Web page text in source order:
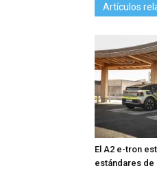
Artículos
El A2 e-tron
estándares